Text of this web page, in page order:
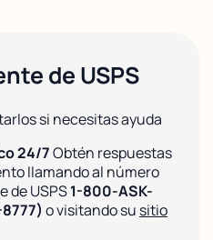
de USPS
si necesitas ayuda
24/7Obtén respuestas
llamando al número
de USPS1-800-ASK-
o visitando su sitio